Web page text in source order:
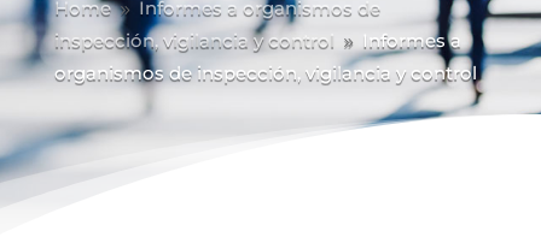
Home 9 Informes a organismos de
inspección, vigilancia y control 9 Informes a
organismos de inspección, vigilancia y control